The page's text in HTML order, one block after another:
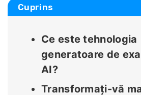
Cuprins
Ce este tehnologia
generatoare de
AI?
Transformați-vă